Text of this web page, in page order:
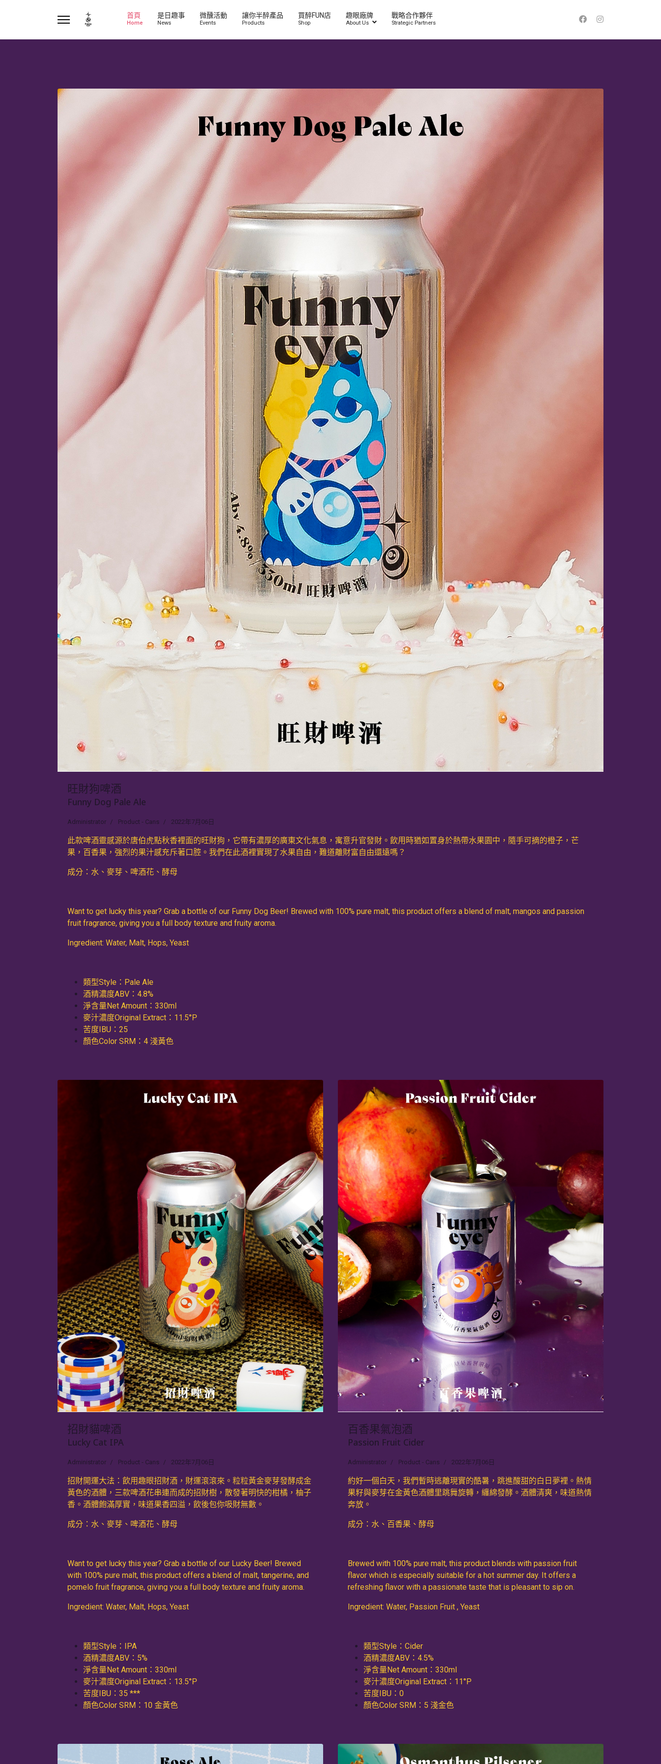
首頁
Home
是日趣事
News
微醺活動
Events
讓你半醉產品
Products
買醉FUN店
Shop
趣眼廠牌
About Us
戰略合作夥伴
Strategic Partners
旺財狗啤酒
Funny Dog Pale Ale
Administrator Product - Cans 2022年7月06日
此款啤酒靈感源於唐伯虎點秋香裡面的旺財狗，它帶有濃厚的廣東文化氣息，寓意升官發財。飲用時猶如置身於熱帶水果園中，隨手可摘的橙子，芒
果，百香果，強烈的果汁感充斥著口腔。我們在此酒裡實現了水果自由，難道離財富自由還遠嗎？
成分：水、麥芽、啤酒花、酵母
Want to get lucky this year? Grab a bottle of our Funny Dog Beer! Brewed with 100% pure malt, this product offers a blend of malt, mangos and passion
fruit fragrance, giving you a full body texture and fruity aroma.
Ingredient: Water, Malt, Hops, Yeast
類型Style：Pale Ale
酒精濃度ABV：4.8%
淨含量Net Amount：330ml
麥汁濃度Original Extract：11.5°P
苦度IBU：25
顏色Color SRM：4 淺黃色
招財貓啤酒
Lucky Cat IPA
Administrator Product - Cans 2022年7月06日
招財開運大法：飲用趣眼招財酒，財運滾滾來。粒粒黃金麥芽發酵成金
黃色的酒體，三款啤酒花串連而成的招財樹，散發著明快的柑橘，柚子
香。酒體飽滿厚實，味道果香四溢，飲後包你吸財無數。
成分：水、麥芽、啤酒花、酵母
Want to get lucky this year? Grab a bottle of our Lucky Beer! Brewed
with 100% pure malt, this product offers a blend of malt, tangerine, and
pomelo fruit fragrance, giving you a full body texture and fruity aroma.
Ingredient: Water, Malt, Hops, Yeast
類型Style：IPA
酒精濃度ABV：5%
淨含量Net Amount：330ml
麥汁濃度Original Extract：13.5°P
苦度IBU：35 ***
顏色Color SRM：10 金黃色
百香果氣泡酒
Passion Fruit Cider
Administrator Product - Cans 2022年7月06日
約好一個白天，我們暫時逃離現實的酷暑，跳進酸甜的白日夢裡。熱情
果籽與麥芽在金黃色酒體里跳舞旋轉，纏綿發酵。酒體清爽，味道熱情
奔放。
成分：水、百香果、酵母
Brewed with 100% pure malt, this product blends with passion fruit
flavor which is especially suitable for a hot summer day. It offers a
refreshing flavor with a passionate taste that is pleasant to sip on.
Ingredient: Water, Passion Fruit , Yeast
類型Style：Cider
酒精濃度ABV：4.5%
淨含量Net Amount：330ml
麥汁濃度Original Extract：11°P
苦度IBU：0
顏色Color SRM：5 淺金色